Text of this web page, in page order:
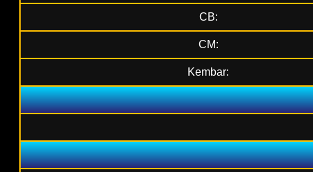
CB:
CM:
Kembar: